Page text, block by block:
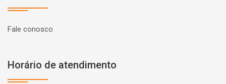
Fale conosco
Horário de atendimento